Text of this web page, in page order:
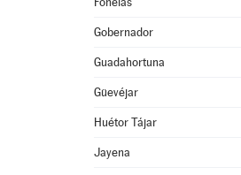
Gobernador
Guadahortuna
Güevéjar
Huétor Tájar
Jayena